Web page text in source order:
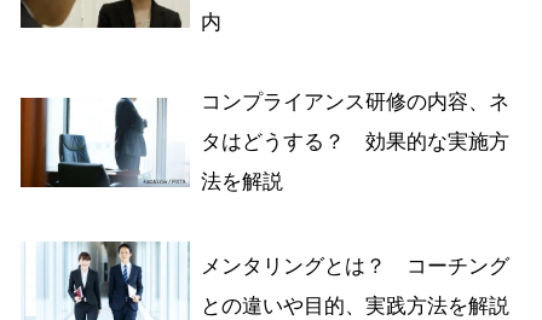
内
コンプライアンス研修の内容、ネ
タはどうする？ 効果的な実施方
法を解説
メンタリングとは？ コーチング
との違いや目的、実践方法を解説